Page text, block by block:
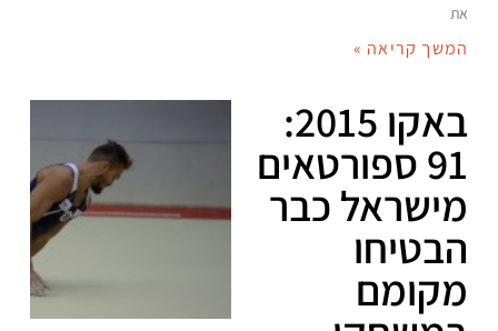
המשך קריאה »
באקו 2015:
91 ספורטאים
מישראל כבר
הבטיחו
מקומם